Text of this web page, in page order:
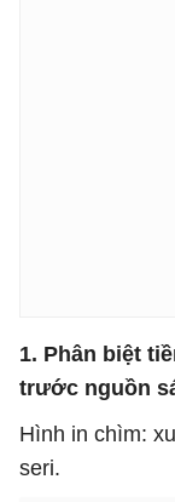
1. Phân biệt
trước nguồn
Hình in chìm:
seri.